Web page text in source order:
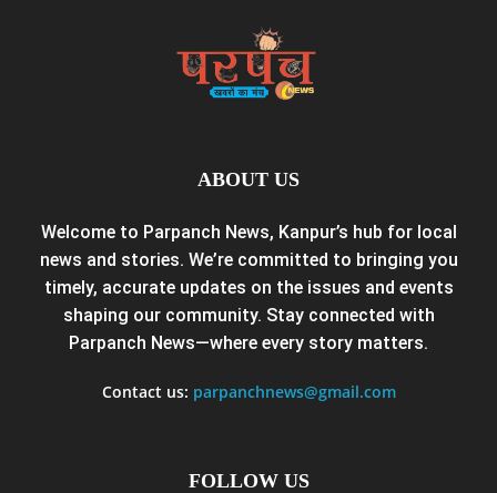
ABOUT US
Welcome to Parpanch News, Kanpur’s hub for local
news and stories. We’re committed to bringing you
timely, accurate updates on the issues and events
shaping our community. Stay connected with
Parpanch News—where every story matters.
Contact us: parpanchnews@gmail.com
FOLLOW US